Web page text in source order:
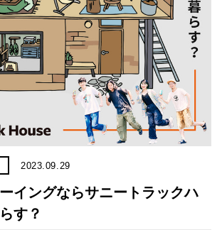
2023.09.29
イングならサニートラックハ
す？